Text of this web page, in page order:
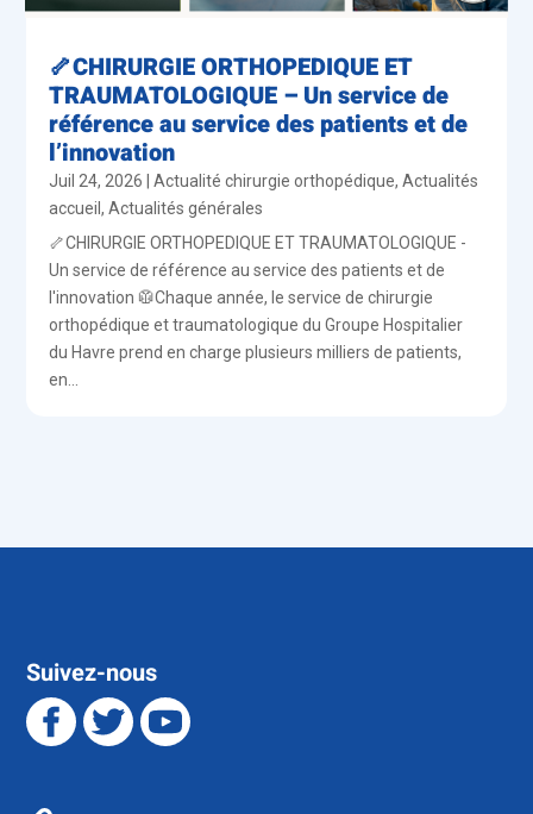
🦴CHIRURGIE ORTHOPEDIQUE ET
TRAUMATOLOGIQUE – Un service de
référence au service des patients et de
l’innovation
Juil 24, 2026 |Actualité chirurgie orthopédique,Actualités
accueil,Actualités générales
🦴CHIRURGIE ORTHOPEDIQUE ET TRAUMATOLOGIQUE -
Un service de référence au service des patients et de
l'innovation 🥼Chaque année, le service de chirurgie
orthopédique et traumatologique du Groupe Hospitalier
du Havre prend en charge plusieurs milliers de patients,
en...
Suivez-nous